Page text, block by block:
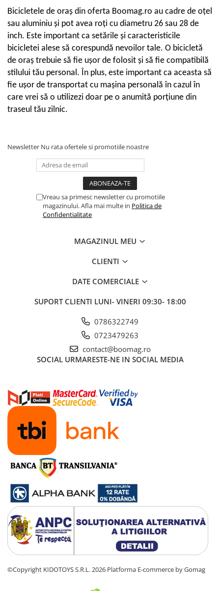
Frane hidraulice
Frane cu tambur
Etrier frana
Placute de frana
Discuri de frana
Componente cadru
Aparatori si protectii
Cric
Furca
Ghidoane
Rulmenti si suruburi
Trotinete copii
Bicicletele de oraș din oferta Boomag.ro au cadre de oțel
sau aluminiu și pot avea roți cu diametru 26 sau 28 de
inch. Este important ca setările și caracteristicile
bicicletei alese să corespundă nevoilor tale. O bicicletă
de oraș trebuie să fie ușor de folosit și să fie compatibilă
stilului tău personal. În plus, este important ca aceasta să
fie ușor de transportat cu mașina personală în cazul în
care vrei să o utilizezi doar pe o anumită porțiune din
traseul tău zilnic.
Newsletter Nu rata ofertele si promotiile noastre
Vreau sa primesc newsletter cu promotiile
magazinului. Afla mai multe in Politica de
Confidentialitate
MAGAZINUL MEU
CLIENTI
DATE COMERCIALE
SUPORT CLIENTI LUNI- VINERI 09:30- 18:00
0786322749
0723479263
contact@boomag.ro
SOCIAL URMARESTE-NE IN SOCIAL MEDIA
©Copyright KIDOTOYS S.R.L. 2026 Platforma E-commerce by Gomag